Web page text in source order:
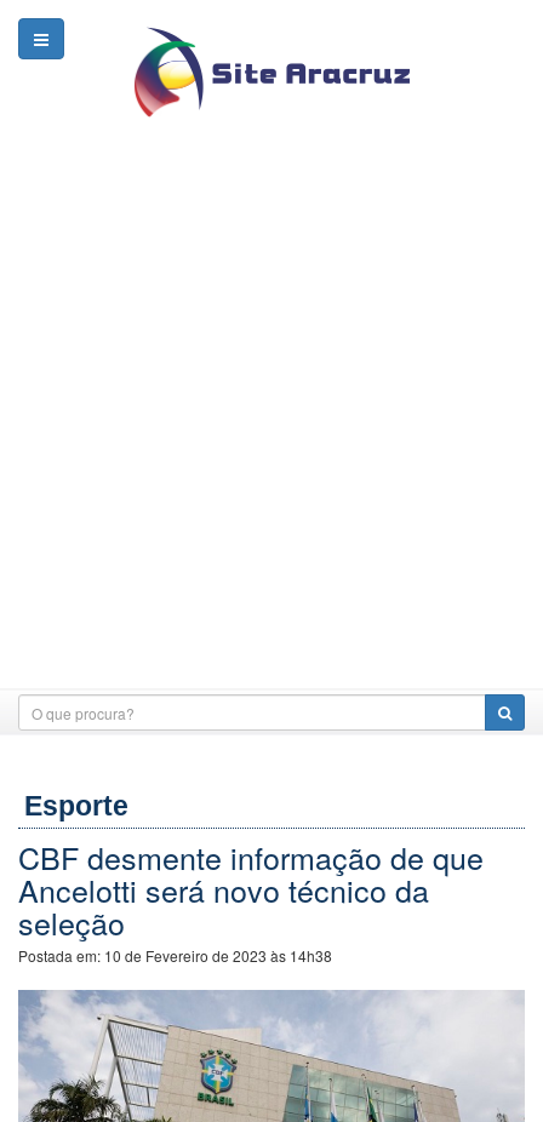
Esporte
CBF desmente informação de que
Ancelotti será novo técnico da
seleção
Postada em: 10 de Fevereiro de 2023 às 14h38